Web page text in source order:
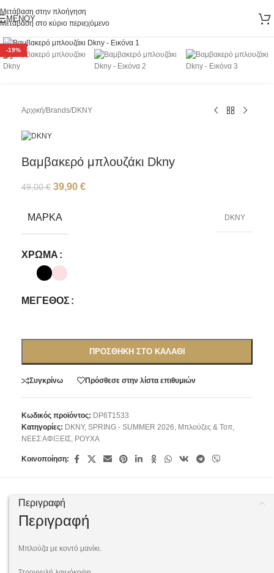
Μετάβαση στην πλοήγηση
Μετάβαση στο κύριο περιεχόμενο
ΜΕΝΟΎ
-19%
Κάντε κλικ για μεγέθυνση
Αρχική/Brands/DKNY
Βαμβακερό μπλουζάκι Dkny
49,00€ 39,90 €
ΜΆΡΚΑ DKNY
ΧΡΏΜΑ
ΜΈΓΕΘΟΣ
ΠΡΟΣΘΉΚΗ ΣΤΟ ΚΑΛΆΘΙ
Συγκρίνω Πρόσθεσε στην λίστα επιθυμιών
Κωδικός προϊόντος: DP6T1533
Κατηγορίες: DKNY, SPRING - SUMMER 2026 Μπλούζες & Τοπ
ΝΕΕΣ ΑΦΙΞΕΙΣ ΡΟΥΧΑ
Κοινοποίηση:
Περιγραφή
Περιγραφή
Μπλούζα με κοντό μανίκι.